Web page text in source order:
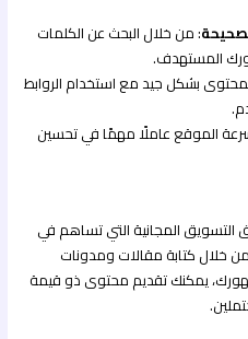
: من خلال البحث عن الكلمات
المستهدف.
بشكل جيد مع استخدام الروابط
الموقع عاملًا مهمًا في تحسين
المجانية التي تساهم في
خلال كتابة مقالات ومدونات
يمكنك تقديم محتوى ذو قيمة